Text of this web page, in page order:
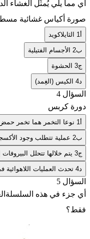
أي مما يلي يُمثّل الغشاء
صورة أكياس غشائية
1 الثايلاكويد
ب2 الأجسام الفتيلية
ج3 الحشوة
4 الكيس (الغِمد)
السؤال 4
دورة كربس
1 نوعا التخمر هما تخمر حمض اللاكتيك والتخمّر الكحولي
ب2 عملية تتطلب وجود الأكسجين
ج3 يتم خلالها تتحلل البيروفات إلى ثاني أكسيد الكربون
4 تحدث العمليات اللاهوائية في غياب الأكسجين
السؤال 5
أي جزء في هذه
فقط؟